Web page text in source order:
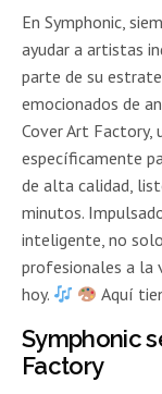
En Symphonic,
ayudar a artistas
parte de su
emocionados de
Cover Art Factory,
específicamente
de alta calidad,
minutos.
inteligente, no
profesionales a la
hoy.
Aquí
Symphonic
Factory